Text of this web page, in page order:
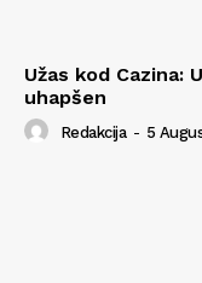
Užas kod Cazina:
uhapšen
Redakcija - 5